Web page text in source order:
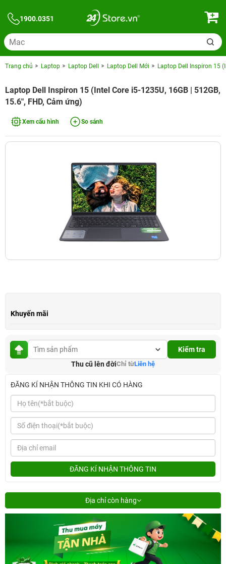
1900.0351
Trang chủ Laptop Laptop Dell Laptop Dell Mới Laptop Dell Inspiron 15
Laptop Dell Inspiron 15 (Intel Core i5-1235U, 16GB | 512GB,
15.6", FHD, Cảm ứng)
Xem cấu hình So sánh
Khuyến mãi
Kiểm tra
Thu cũ lên đờiChỉ từLiên hệ
ĐĂNG KÍ NHẬN THÔNG TIN KHI CÓ HÀNG
ĐĂNG KÍ NHẬN THÔNG TIN
Địa chỉ còn hàng